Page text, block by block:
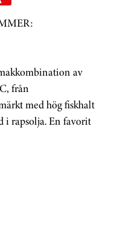
av
från
med hög fiskhalt
i rapsolja. En favorit